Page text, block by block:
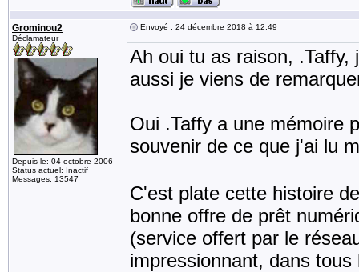
Grominou2
Déclamateur
Depuis le: 04 octobre 2006
Status actuel: Inactif
Messages: 13547
Envoyé : 24 décembre 2018 à 12:49
Ah oui tu as raison,
aussi je viens de
Oui .Taffy a une mémoire
souvenir de ce que j'ai lu
C'est plate cette histoire
bonne offre de prêt
(service offert par le
impressionnant, dans tous